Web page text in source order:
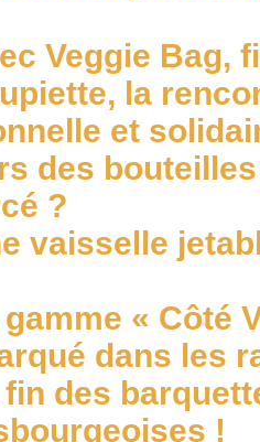
Veggie Bag,
la
et
des
?
vaisselle
gamme « Côté
dans les
fin des
!